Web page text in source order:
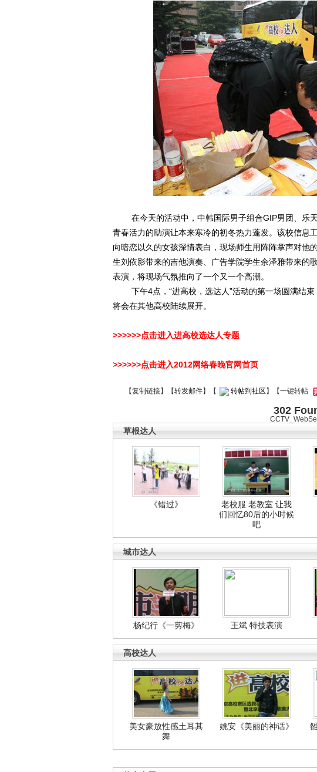
在今天的活动中，中韩国际男子组合GIP男团、乐
青春活力的助演让本来寒冷的初冬热力蓬发。该校信息
向暗恋以久的女孩深情表白，现场师生用阵阵掌声对他
生刘依影带来的吉他演奏、广告学院学生余泽雅带来的
表演，将现场气氛推向了一个又一个高潮。
下午4点，“进高校，选达人”活动的第一场圆满结束
将会在其他高校陆续展开。
>>>>>>点击进入进高校选达人专题
>>>>>>点击进入2012网络春晚官网首页
【复制链接】【转发邮件】 【 转帖到社区 】【一键转帖
302
草根达人
《错过》
老校服 老教室 让我
们回忆80后的小时候
吧
城市达人
杨纪行《一剪梅》 王斌 特技表演
高校达人
美女豪放性感土耳其
舞
姚安《美丽的神话》